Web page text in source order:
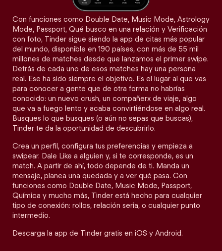
Con funciones como Double Date, Music Mode, Astrology
Mode, Passport, Qué busco en una relación y Verificación
con foto, Tinder sigue siendo la app de citas más popular
del mundo, disponible en 190 países, con más de 55 mil
millones de matches desde que lanzamos el primer swipe.
Detrás de cada uno de esos matches hay una persona
real. Ese ha sido siempre el objetivo. Es el lugar al que vas
para conocer a gente que de otra forma no habrías
conocido: un nuevo crush, un compañerx de viaje, algo
que va a fuego lento y acaba convirtiéndose en algo real.
Busques lo que busques (o aún no sepas que buscas),
Tinder te da la oportunidad de descubrirlo.
Crea un perfil, configura tus preferencias y empieza a
swipear. Dale Like a alguien y, si te corresponde, es un
match. A partir de ahí, todo depende de ti. Manda un
mensaje, planea una quedada y a ver qué pasa. Con
funciones como Double Date, Music Mode, Passport,
Química y mucho más, Tinder está hecho para cualquier
tipo de conexión: rollos, relación seria, o cualquier punto
intermedio.
Descarga la app de Tinder gratis en iOS y Android.